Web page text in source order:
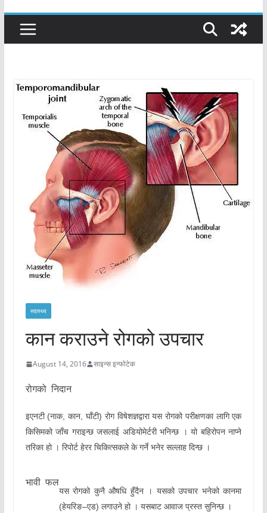
स्वास्थ्य
कान कराउने रोगको उपचार
August 14, 2016 साइन्स इन्फोटेक
रोगको निदान
इएनटी(नाक,कान,घाँटी) रोग विषेशज्ञद्वारा यस रोगको परीक्षणका लागि एक
किसिमको जाँच गराइन्छ जसलाई अडियोमेर्टरी भनिन्छ । यो बहिरोपन नाप्ने
तरिका हो । रिपोर्ट हेरर चिकित्सकले के गर्ने भनेर सल्लाह दिन्छ ।
भावी फल
यस रोगको कुनै औषधि हुँदैन । यसको उपचार भनेको कानमा
(हेयरिङ–एड) लगाउने हो । यसबाट आवाज प्रस्त सुनिन्छ ।